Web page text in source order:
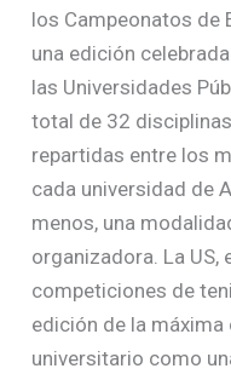
los Campeonatos de
una edición
las Universidades
total de 32
repartidas entre los
cada universidad de
menos, una
organizadora. La US,
competiciones de
edición de la
universitario como